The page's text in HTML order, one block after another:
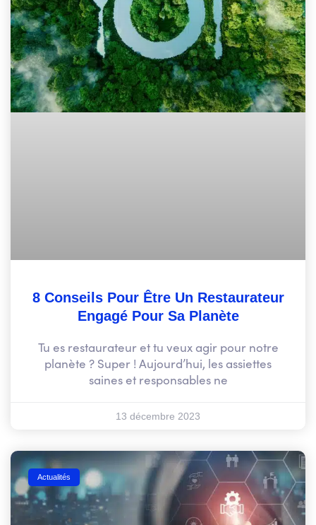
8 Conseils Pour Être Un Restaurateur
Engagé Pour Sa Planète
Tu es restaurateur et tu veux agir pour notre
planète ? Super ! Aujourd’hui, les assiettes
saines et responsables ne
13 décembre 2023
Actualités